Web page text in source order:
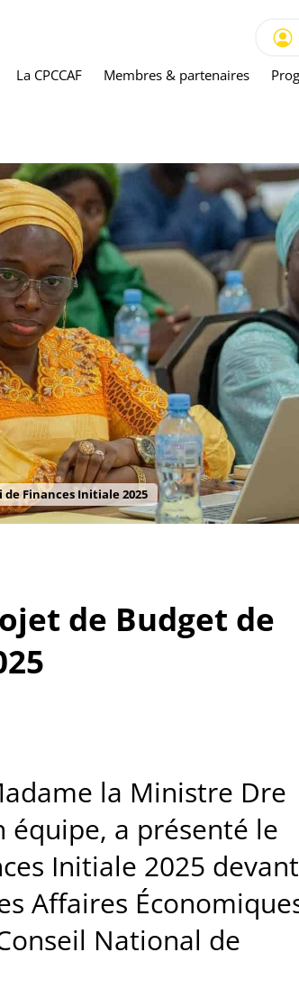
La CPCCAF Membres & partenaires
Finances Initiale 2025
de Budget de
la Ministre Dre
équipe, a présenté le
Initiale 2025 devant
Affaires
National de